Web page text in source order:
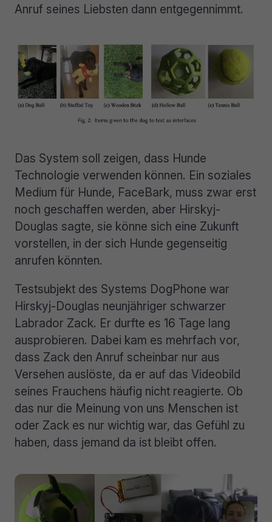
Anruf seines Liebsten dann entgegennimmt.
Das System soll zeigen, dass Hunde
Technologie verwenden können. Ein soziales
Medium für Hunde, FaceBark, muss zwar erst
noch geschaffen werden, aber Hirskyj-
Douglas sagte, sie könne sich eine Zukunft
vorstellen, in der sich Hunde gegenseitig
anrufen könnten.
Testsubjekt des Systems DogPhone war
Hirskyj-Douglas neunjähriger schwarzer
Labrador Zack. Er durfte es 16 Tage lang
ausprobieren. Dabei kam es mehrfach vor,
dass Zack den Anruf scheinbar nur aus
Versehen auslöste, da er auf das Videobild
seines Frauchens häufig nicht reagierte. Ob
das nur die Meinung von uns Menschen ist
oder Zack es nur wichtig war, das Gefühl zu
haben, dass jemand da ist bleibt offen.